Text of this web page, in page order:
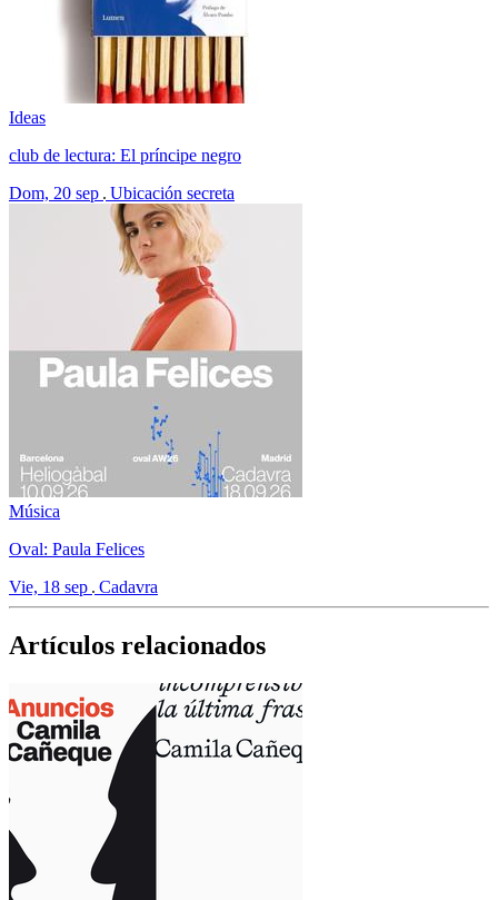
Ideas
club de lectura: El príncipe negro
Dom, 20 sep Ubicación secreta
Música
Oval: Paula Felices
Vie, 18 sep Cadavra
Artículos relacionados